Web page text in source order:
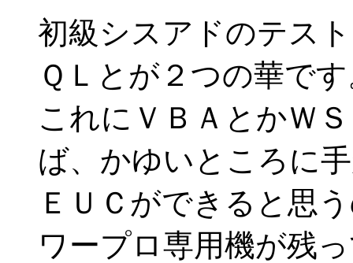
初級シスアドのテス
ＱＬとが２つの華で
これにＶＢＡとかＷ
ば、かゆいところに
ＥＵＣができると思
ワープロ専用機が残